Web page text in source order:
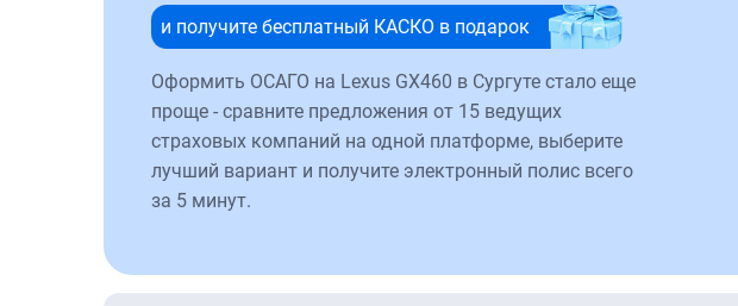
и получите бесплатный КАСКО в подарок
Оформить ОСАГО на Lexus GX460 в Сургуте стало еще
проще - сравните предложения от 15 ведущих
страховых компаний на одной платформе, выберите
лучший вариант и получите электронный полис всего
за 5 минут.